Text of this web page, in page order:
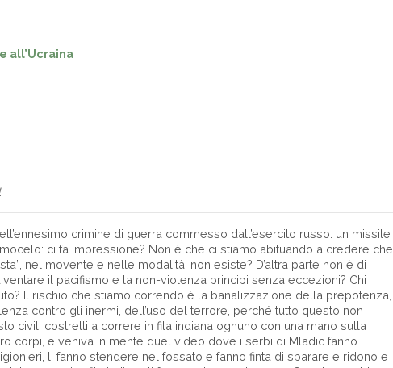
all’Ucraina
crimine di guerra commesso dall’esercito russo: un missile
ci fa impressione? Non è che ci stiamo abituando a credere che
nel movente e nelle modalità, non esiste? D’altra parte non è di
il pacifismo e la non-violenza principi senza eccezioni? Chi
Il rischio che stiamo correndo è la banalizzazione della prepotenza,
contro gli inermi, dell’uso del terrore, perché tutto questo non
civili costretti a correre in fila indiana ognuno con una mano sulla
corpi, e veniva in mente quel video dove i serbi di Mladic fanno
li fanno stendere nel fossato e fanno finta di sparare e ridono e